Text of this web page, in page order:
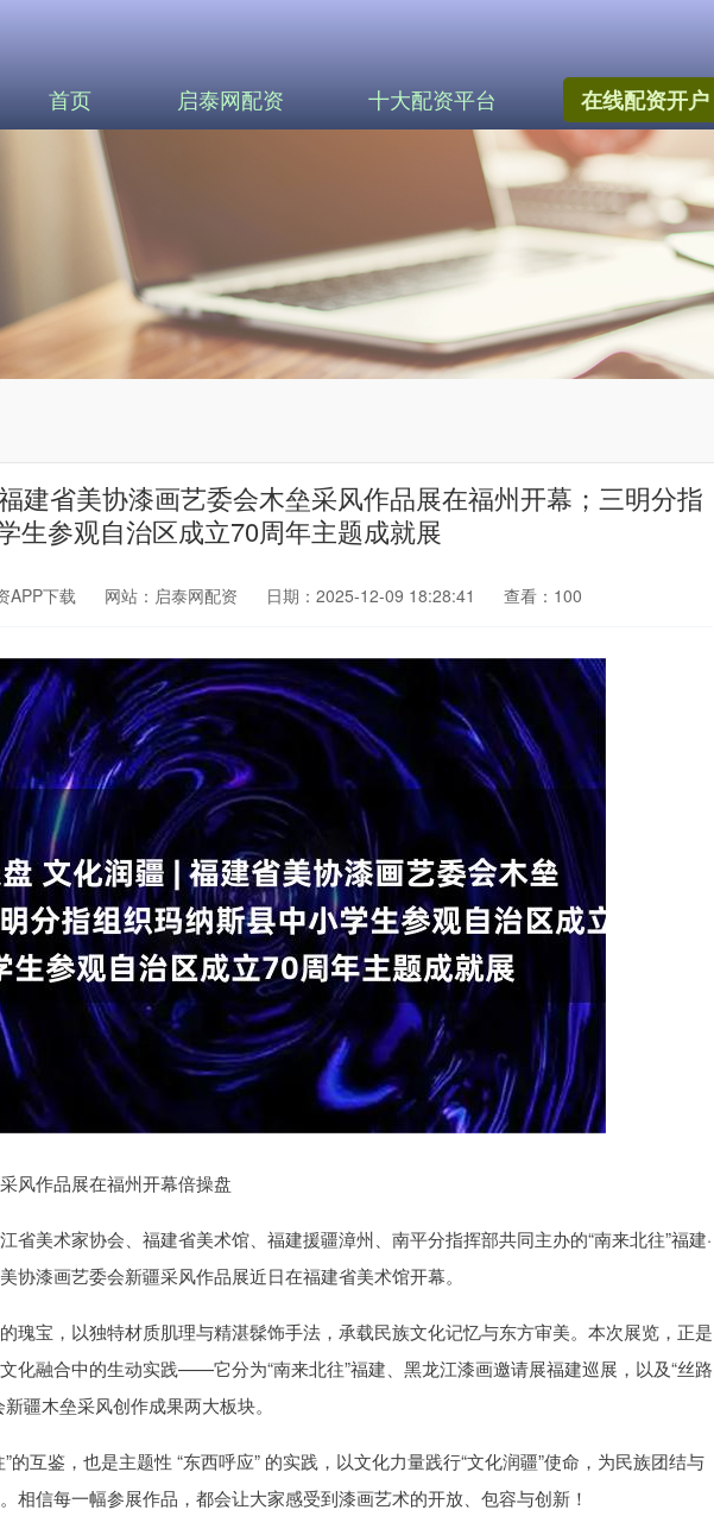
首页 启泰网配资 十大配资平台 在线配资开户
建省美协漆画艺委会木垒采风作品展在福州开幕；三明分指
生参观自治区成立70周年主题成就展
APP下载 网站：启泰网配资 日期：2025-12-09 18:28:41 查看：100
风作品展在福州开幕倍操盘
省美术家协会、福建省美术馆、福建援疆漳州、南平分指挥部共同主办的“南来北往”福建·
协漆画艺委会新疆采风作品展近日在福建省美术馆开幕。
瑰宝，以独特材质肌理与精湛髹饰手法，承载民族文化记忆与东方审美。本次展览，正是
化融合中的生动实践——它分为“南来北往”福建、黑龙江漆画邀请展福建巡展，以及“丝路
疆木垒采风创作成果两大板块。
的互鉴，也是主题性 “东西呼应” 的实践，以文化力量践行“文化润疆”使命，为民族团结与
相信每一幅参展作品，都会让大家感受到漆画艺术的开放、包容与创新！
14311.01 200.89 1.42% 沪深300 4694.44 43.13